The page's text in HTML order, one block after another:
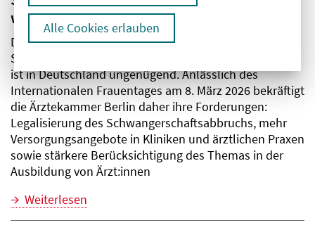
Alle Cookies erlauben
weiterhin mangelhaft
Die Versorgungslage für Frauen, die einen
Schwangerschaftsabbruch vornehmen lassen wollen,
ist in Deutschland ungenügend. Anlässlich des
Internationalen Frauentages am 8. März 2026 bekräftigt
die Ärztekammer Berlin daher ihre Forderungen:
Legalisierung des Schwangerschaftsabbruchs, mehr
Versorgungsangebote in Kliniken und ärztlichen Praxen
sowie stärkere Berücksichtigung des Themas in der
Ausbildung von Ärzt:innen
Weiterlesen